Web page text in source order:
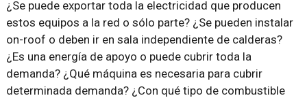
¿Se puede exportar toda la electricidad que producen
estos equipos a la red o sólo parte? ¿Se pueden instalar
on-roof o deben ir en sala independiente de calderas?
¿Es una energía de apoyo o puede cubrir toda la
demanda? ¿Qué máquina es necesaria para cubrir
determinada demanda? ¿Con qué tipo de combustible